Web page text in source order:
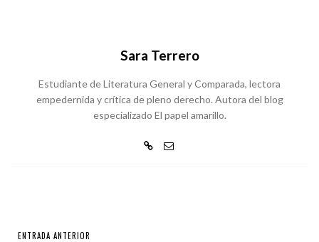
Sara Terrero
Estudiante de Literatura General y Comparada, lectora
empedernida y crítica de pleno derecho. Autora del blog
especializado El papel amarillo.
ENTRADA ANTERIOR